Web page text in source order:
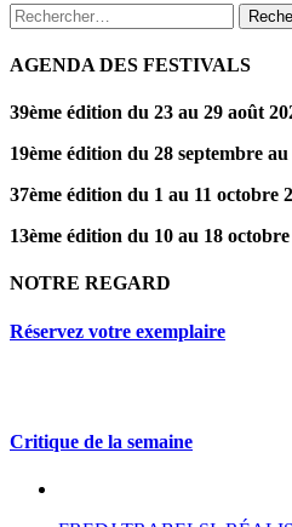
Rechercher :
AGENDA DES FESTIVALS
39ème édition du 23 au 29 août
19ème édition du 28 septembre
37ème édition du 1 au 11 octobre
13ème édition du 10 au 18
NOTRE REGARD
Réservez votre exemplaire
Critique de la semaine